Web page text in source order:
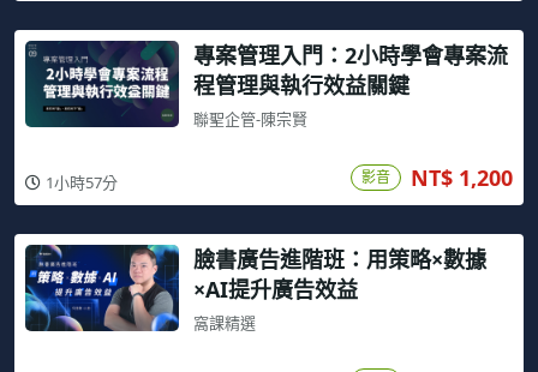
專案管理入門：2小時學會專案流
程管理與執行效益關鍵
聯聖企管-陳宗賢
1小時57分 影音 NT$ 1,200
臉書廣告進階班：用策略×數據
×AI提升廣告效益
窩課精選